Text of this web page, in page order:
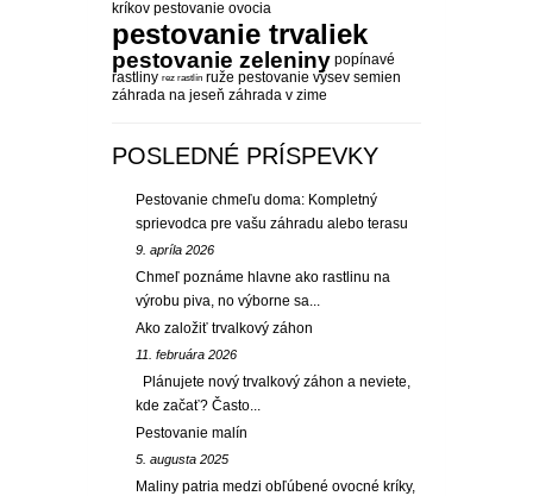
kríkov pestovanie ovocia
pestovanie trvaliek
pestovanie zeleniny popínavé
rastliny rez rastlín ruže pestovanie výsev semien
záhrada na jeseň záhrada v zime
POSLEDNÉ PRÍSPEVKY
Pestovanie chmeľu doma: Kompletný
sprievodca pre vašu záhradu alebo terasu
9. apríla 2026
Chmeľ poznáme hlavne ako rastlinu na
výrobu piva, no výborne sa...
Ako založiť trvalkový záhon
11. februára 2026
Plánujete nový trvalkový záhon a neviete,
kde začať? Často...
Pestovanie malín
5. augusta 2025
Maliny patria medzi obľúbené ovocné kríky,